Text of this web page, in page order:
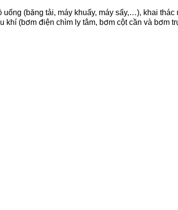
(băng tải, máy khuấy, máy sấy,…), khai
khí (bơm điện chìm ly tâm, bơm cột cần và bơm